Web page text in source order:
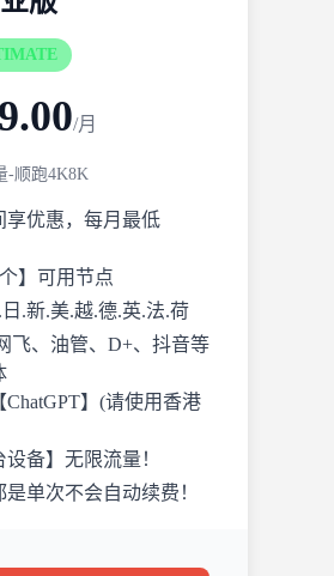
/月
-顺跑4K8K
享优惠，每月最低
】可用节点
.新.美.越.德.英.法.荷
飞、油管、D+、抖音等
】(请使用香港
备】无限流量！
单次不会自动续费！